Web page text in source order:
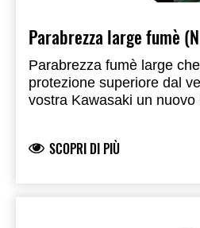
Parabrezza large fumè
Parabrezza fumè large
protezione superiore dal
vostra Kawasaki un
Omologato per uso stradale.
SCOPRI DI PIÙ